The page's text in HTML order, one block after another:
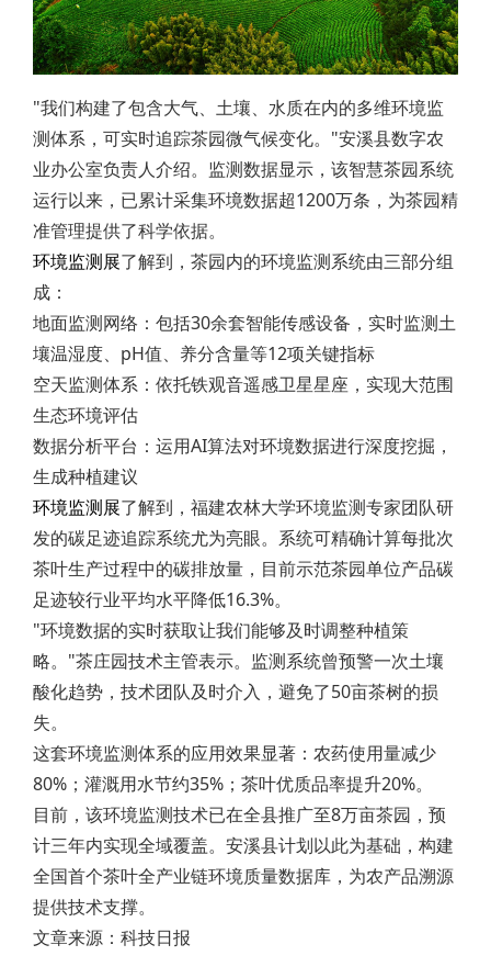
"我们构建了包含大气、土壤、水质在内的多维环境监
测体系，可实时追踪茶园微气候变化。"安溪县数字农
业办公室负责人介绍。监测数据显示，该智慧茶园系统
运行以来，已累计采集环境数据超1200万条，为茶园精
准管理提供了科学依据。
环境监测展了解到，茶园内的环境监测系统由三部分组
成：
地面监测网络：包括30余套智能传感设备，实时监测土
壤温湿度、pH值、养分含量等12项关键指标
空天监测体系：依托铁观音遥感卫星星座，实现大范围
生态环境评估
数据分析平台：运用AI算法对环境数据进行深度挖掘，
生成种植建议
环境监测展了解到，福建农林大学环境监测专家团队研
发的碳足迹追踪系统尤为亮眼。系统可精确计算每批次
茶叶生产过程中的碳排放量，目前示范茶园单位产品碳
足迹较行业平均水平降低16.3%。
"环境数据的实时获取让我们能够及时调整种植策
略。"茶庄园技术主管表示。监测系统曾预警一次土壤
酸化趋势，技术团队及时介入，避免了50亩茶树的损
失。
这套环境监测体系的应用效果显著：农药使用量减少
80%；灌溉用水节约35%；茶叶优质品率提升20%。
目前，该环境监测技术已在全县推广至8万亩茶园，预
计三年内实现全域覆盖。安溪县计划以此为基础，构建
全国首个茶叶全产业链环境质量数据库，为农产品溯源
提供技术支撑。
文章来源：科技日报